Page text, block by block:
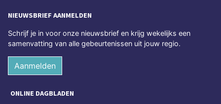
NIEUWSBRIEF AANMELDEN
Schrijf je in voor onze nieuwsbrief en krijg wekelijks een
samenvatting van alle gebeurtenissen uit jouw regio.
Aanmelden
ONLINE DAGBLADEN